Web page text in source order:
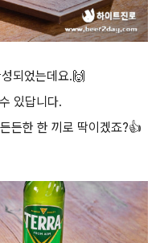
되었는데요.🙌
있답니다.
든한 한 끼로 딱이겠죠?👍